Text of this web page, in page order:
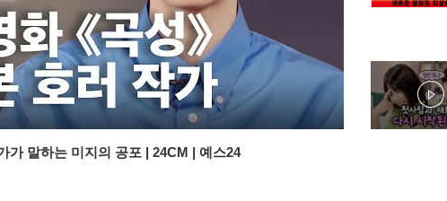
가 말하는 미지의 공포 | 24CM | 예스24